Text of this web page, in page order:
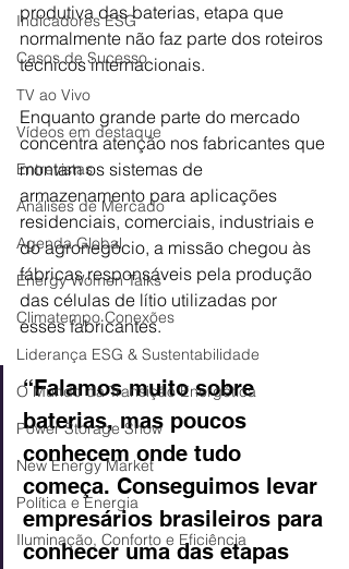
Indicadores ESG
Casos de Sucesso
TV ao Vivo
Vídeos em destaque
Entrevistas
Análises de Mercado
Agenda Global
Energy Women Talks
Climatempo Conexões
Liderança ESG & Sustentabilidade
O Mundo da Transição Energética
Power Storage Show
New Energy Market
Política e Energia
Iluminação, Conforto e Eficiência
produtiva das baterias, etapa que
normalmente não faz parte dos roteiros
técnicos internacionais.
Enquanto grande parte do mercado
concentra atenção nos fabricantes que
montam os sistemas de
armazenamento para aplicações
residenciais, comerciais, industriais e
do agronegócio, a missão chegou às
fábricas responsáveis pela produção
das células de lítio utilizadas por
esses fabricantes.
“Falamos muito sobre
baterias, mas poucos
conhecem onde tudo
começa. Conseguimos levar
empresários brasileiros para
conhecer uma das etapas